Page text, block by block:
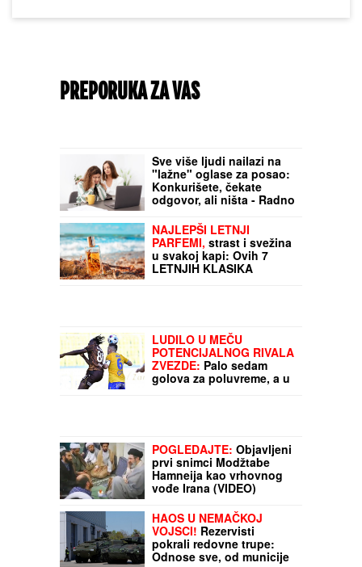
PREPORUKA ZA VAS
Sve više ljudi nailazi na
"lažne" oglase za posao:
Konkurišete, čekate
odgovor, ali ništa - Radno
LETNJIH KLASIKA
teleportovaće vas
direktno na more i
ostaviti MIRISNI POTPIS
pamtiti